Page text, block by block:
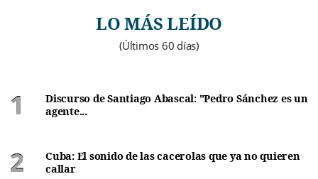
LO MÁS LEÍDO
(Últimos 60 días)
Discurso de Santiago Abascal: "Pedro Sánchez es un
agente...
Cuba: El sonido de las cacerolas que ya no quieren
callar